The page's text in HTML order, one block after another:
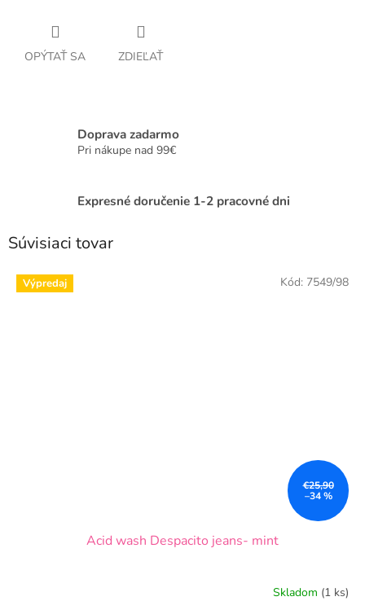
OPÝTAŤ SA ZDIEĽAŤ
Doprava zadarmo
Pri nákupe nad 99€
Expresné doručenie 1-2 pracovné dni
Súvisiaci tovar
Výpredaj
€25,90
–34 %
Acid wash Despacito jeans- mint
Skladom (1 ks)
Kód: 7549/98